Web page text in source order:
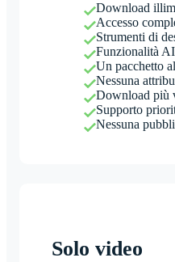
Download
Accesso
Strumenti di
Funzionalità
Un pacchetto
Nessuna
Download più
Supporto
Nessuna
Solo video